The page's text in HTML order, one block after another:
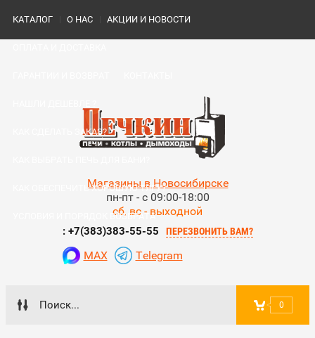
КАТАЛОГ О НАС АКЦИИ И НОВОСТИ
КАК СДЕЛАТЬ ЗАКАЗ?
КАК ОБЕСПЕЧИТЬ ХОРОШУЮ ТЯГУ?
УСЛОВИЯ И ПОРЯДОК ВОЗВРАТА
Магазины в Новосибирске
пн-пт - с 09:00-18:00
сб, вс - выходной
: +7(383)383-55-55 ПЕРЕЗВОНИТЬ ВАМ?
MAX Telegram
0